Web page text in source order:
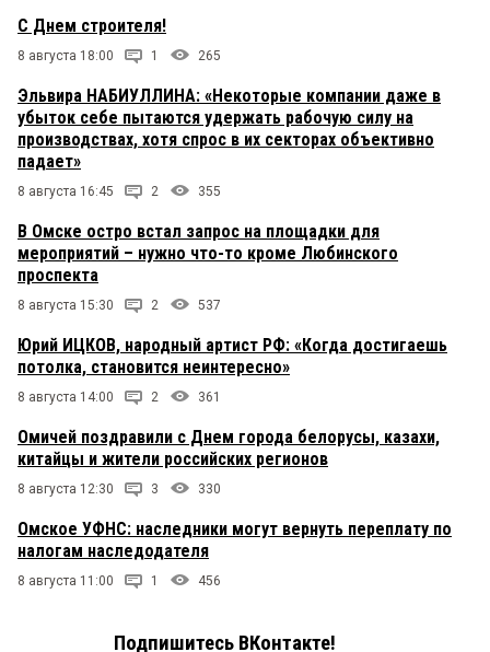
С Днем строителя!
8 августа 18:00 1 265
Эльвира НАБИУЛЛИНА: «Некоторые компании даже в
убыток себе пытаются удержать рабочую силу на
производствах, хотя спрос в их секторах объективно
падает»
8 августа 16:45 2 355
В Омске остро встал запрос на площадки для
мероприятий – нужно что-то кроме Любинского
проспекта
8 августа 15:30 2 537
Юрий ИЦКОВ, народный артист РФ: «Когда достигаешь
потолка, становится неинтересно»
8 августа 14:00 2 361
Омичей поздравили с Днем города белорусы, казахи,
китайцы и жители российских регионов
8 августа 12:30 3 330
Омское УФНС: наследники могут вернуть переплату по
налогам наследодателя
8 августа 11:00 1 456
Подпишитесь ВКонтакте!